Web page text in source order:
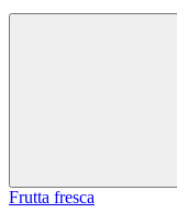
Frutta fresca